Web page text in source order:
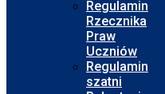
Regulamin
Rzecznika
Praw
Uczniów
Regulamin
szatni